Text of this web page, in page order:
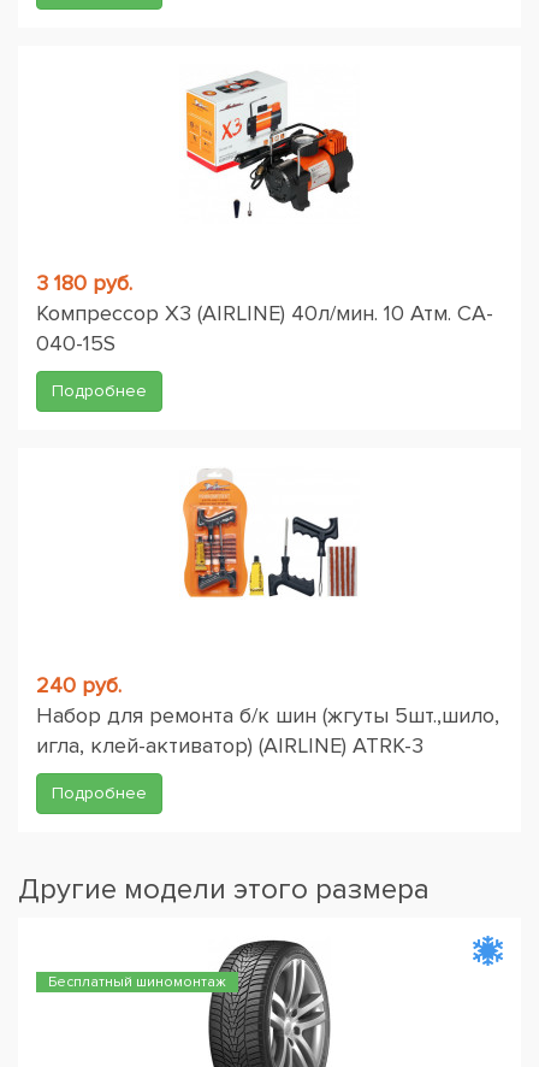
3 180 руб.
Компрессор X3 (AIRLINE) 40л/мин. 10 Атм. CA-
040-15S
Подробнее
240 руб.
Набор для ремонта б/к шин (жгуты 5шт.,шило,
игла, клей-активатор) (AIRLINE) ATRK-3
Подробнее
Другие модели этого размера
Бесплатный шиномонтаж